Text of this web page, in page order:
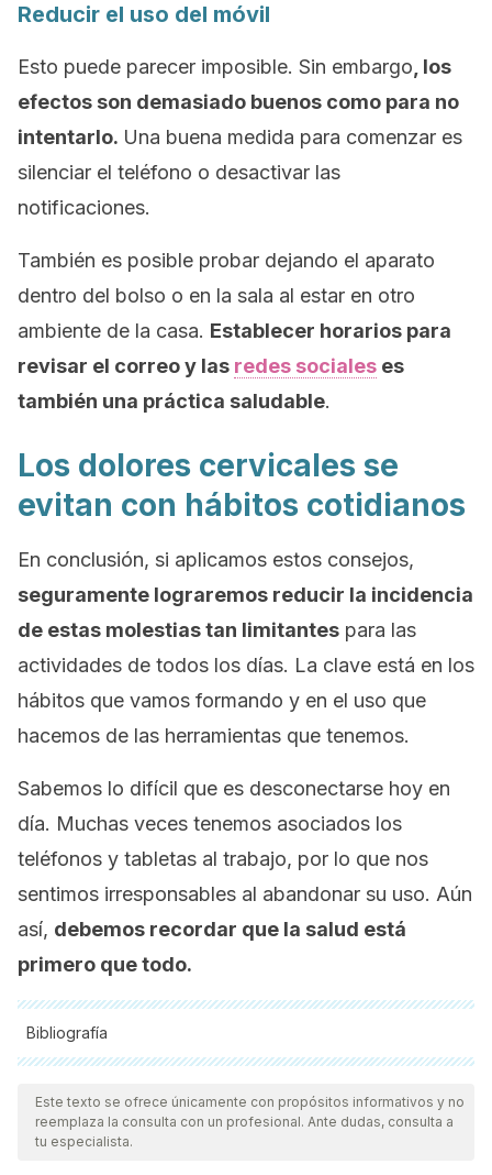
Reducir el uso del móvil
Esto puede parecer imposible. Sin embargo , los
efectos son demasiado buenos como para no
intentarlo. Una buena medida para comenzar es
silenciar el teléfono o desactivar las
notificaciones.
También es posible probar dejando el aparato
dentro del bolso o en la sala al estar en otro
ambiente de la casa. Establecer horarios para
revisar el correo y las redes sociales es
también una práctica saludable.
Los dolores cervicales se
evitan con hábitos cotidianos
En conclusión, si aplicamos estos consejos,
seguramente lograremos reducir la incidencia
de estas molestias tan limitantes para las
actividades de todos los días. La clave está en los
hábitos que vamos formando y en el uso que
hacemos de las herramientas que tenemos.
Sabemos lo difícil que es desconectarse hoy en
día. Muchas veces tenemos asociados los
teléfonos y tabletas al trabajo, por lo que nos
sentimos irresponsables al abandonar su uso. Aún
así, debemos recordar que la salud está
primero que todo.
Bibliografía
Todas las fuentes citadas fueron revisadas a profundidad por
nuestro equipo, para asegurar su calidad, confiabilidad,
vigencia y validez.La bibliografía de este artículo fue
Este texto se ofrece únicamente con propósitos informativos y no
reemplaza la consulta con un profesional. Ante dudas, consulta a
tu especialista.